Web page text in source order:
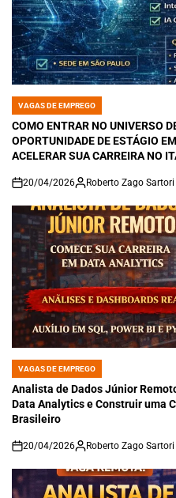
POSTED
IN
VAGAS DE EMPREGO
COMO ENTRAR NO UNIVERSO
OPORTUNIDADE DE ESTÁGIO
ACELERAR SUA CARREIRA NO
on
20/04/2026 Roberto Zago Sartori
POSTED
IN
VAGAS DE EMPREGO
Analista de Dados Júnior
Data Analytics e Construir uma
Brasileiro
on
20/04/2026 Roberto Zago Sartori